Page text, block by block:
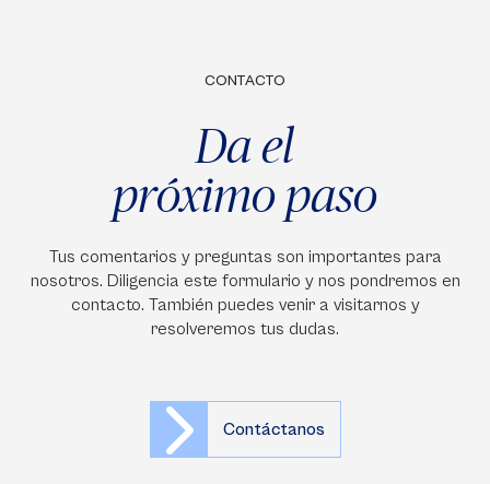
CONTACTO
Da el
próximo paso
Tus comentarios y preguntas son importantes para
nosotros. Diligencia este formulario y nos pondremos en
contacto. También puedes venir a visitarnos y
resolveremos tus dudas.
Contáctanos